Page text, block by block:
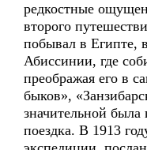
редкостные
второго
побывал в Египте,
Абиссинии, где
преображая его в
быков»,
значительной была
поездка. В 1913